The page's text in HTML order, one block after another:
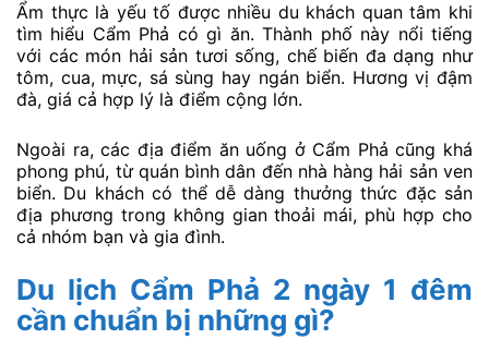
Ẩm thực là yếu tố được nhiều du khách quan tâm khi
tìm hiểu Cẩm Phả có gì ăn. Thành phố này nổi tiếng
với các món hải sản tươi sống, chế biến đa dạng như
tôm, cua, mực, sá sùng hay ngán biển. Hương vị đậm
đà, giá cả hợp lý là điểm cộng lớn.
Ngoài ra, các địa điểm ăn uống ở Cẩm Phả cũng khá
phong phú, từ quán bình dân đến nhà hàng hải sản ven
biển. Du khách có thể dễ dàng thưởng thức đặc sản
địa phương trong không gian thoải mái, phù hợp cho
cả nhóm bạn và gia đình.
Du lịch Cẩm Phả 2 ngày 1 đêm
cần chuẩn bị những gì?